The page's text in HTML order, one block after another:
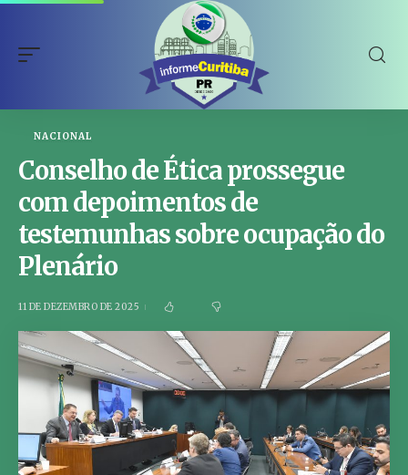
NACIONAL
Conselho de Ética prossegue
com depoimentos de
testemunhas sobre ocupação do
Plenário
11 DE DEZEMBRO DE 2025